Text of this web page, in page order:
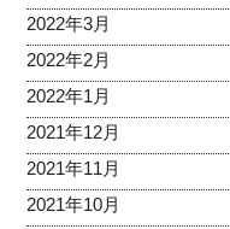
2022年3月
2022年2月
2022年1月
2021年12月
2021年11月
2021年10月